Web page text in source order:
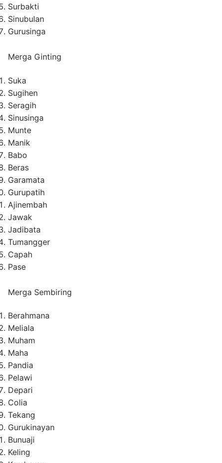
Surbakti
Sinubulan
Gurusinga
Merga Ginting
Suka
Sugihen
Seragih
Sinusinga
Munte
Manik
Babo
Beras
Garamata
Gurupatih
Ajinembah
Jawak
Jadibata
Tumangger
Capah
Pase
Merga Sembiring
Berahmana
Meliala
Muham
Maha
Pandia
Pelawi
Depari
Colia
Tekang
Gurukinayan
Bunuaji
Keling